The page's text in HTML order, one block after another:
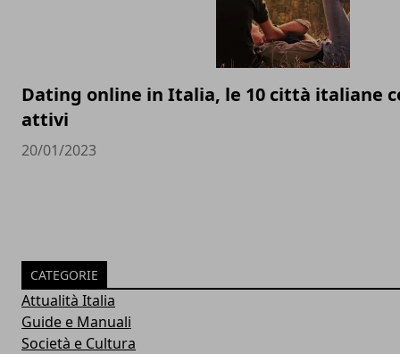
Dating online in Italia, le 10 città italiane
attivi
20/01/2023
CATEGORIE
Attualità Italia
Guide e Manuali
Società e Cultura